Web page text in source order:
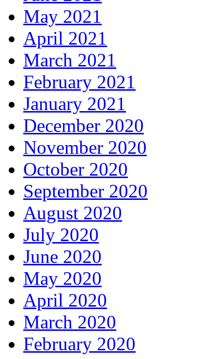
May 2021
April 2021
March 2021
February 2021
January 2021
December 2020
November 2020
October 2020
September 2020
August 2020
July 2020
June 2020
May 2020
April 2020
March 2020
February 2020